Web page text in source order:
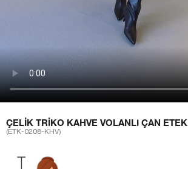
ÇELIK TRIKO KAHVE VOLANLI ÇAN ETEK
(ETK-0208-KHV)